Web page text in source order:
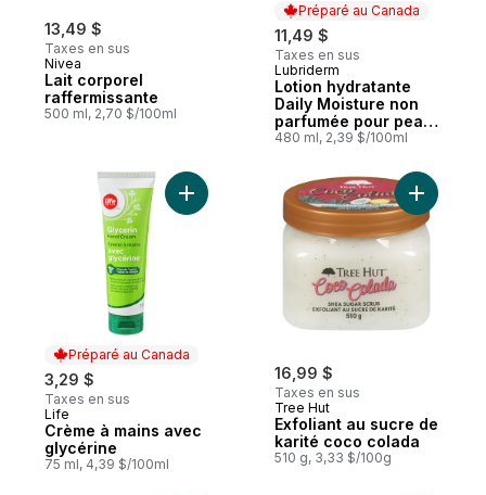
13,49 $
Taxes en sus
Nivea
Lait corporel
raffermissante
500 ml, 2,70 $/100ml
Préparé au Canada
11,49 $
Taxes en sus
Préparé au Canada
Lubriderm
Lotion hydratante
Daily Moisture non
parfumée pour peau
normale à sèche
480 ml, 2,39 $/100ml
Préparé au Canada
3,29 $
Taxes en sus
Préparé au Canada
Life
Crème à mains avec
glycérine
75 ml, 4,39 $/100ml
Ajouter Crème à mains avec glycérine au
16,99 $
Taxes en sus
Tree Hut
Exfoliant au sucre de
karité coco colada
510 g, 3,33 $/100g
Ajouter